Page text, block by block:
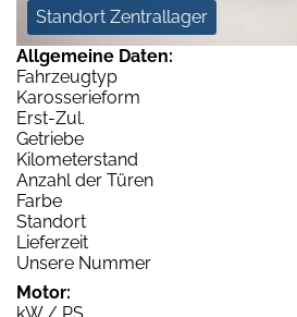
Standort Zentrallager
Allgemeine Daten:
Fahrzeugtyp
Karosserieform
Erst-Zul.
Getriebe
Kilometerstand
Anzahl der Türen
Farbe
Standort
Lieferzeit
Unsere Nummer
Motor: